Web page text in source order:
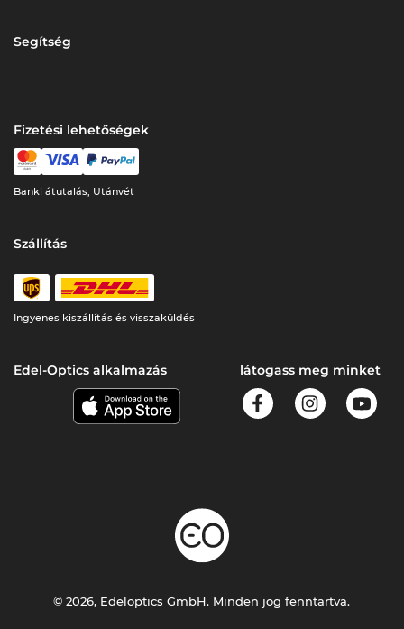
Segítség
Fizetési lehetőségek
Banki átutalás, Utánvét
Szállítás
Ingyenes kiszállítás és visszaküldés
Edel-Optics alkalmazás látogass meg minket
© 2026, Edeloptics GmbH. Minden jog fenntartva.